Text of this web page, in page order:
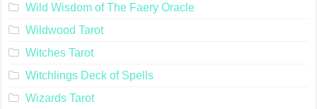
Wild Wisdom of The Faery Oracle
Wildwood Tarot
Witches Tarot
Witchlings Deck of Spells
Wizards Tarot